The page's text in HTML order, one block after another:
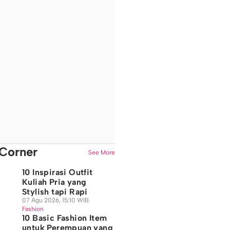
See More
10 Inspirasi Outfit
Kuliah Pria yang
Stylish tapi Rapi
07 Agu 2026, 15:10 WIB
Fashion
10 Basic Fashion Item
untuk Perempuan yang